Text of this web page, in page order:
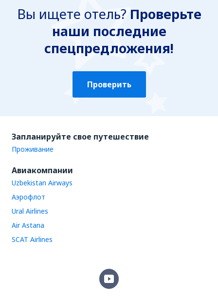
Вы ищете отель? Проверьте
наши последние
спецпредложения!
Проверить
Запланируйте свое путешествие
Проживание
Авиакомпании
Uzbekistan Airways
Аэрофлот
Ural Airlines
Air Astana
SCAT Airlines